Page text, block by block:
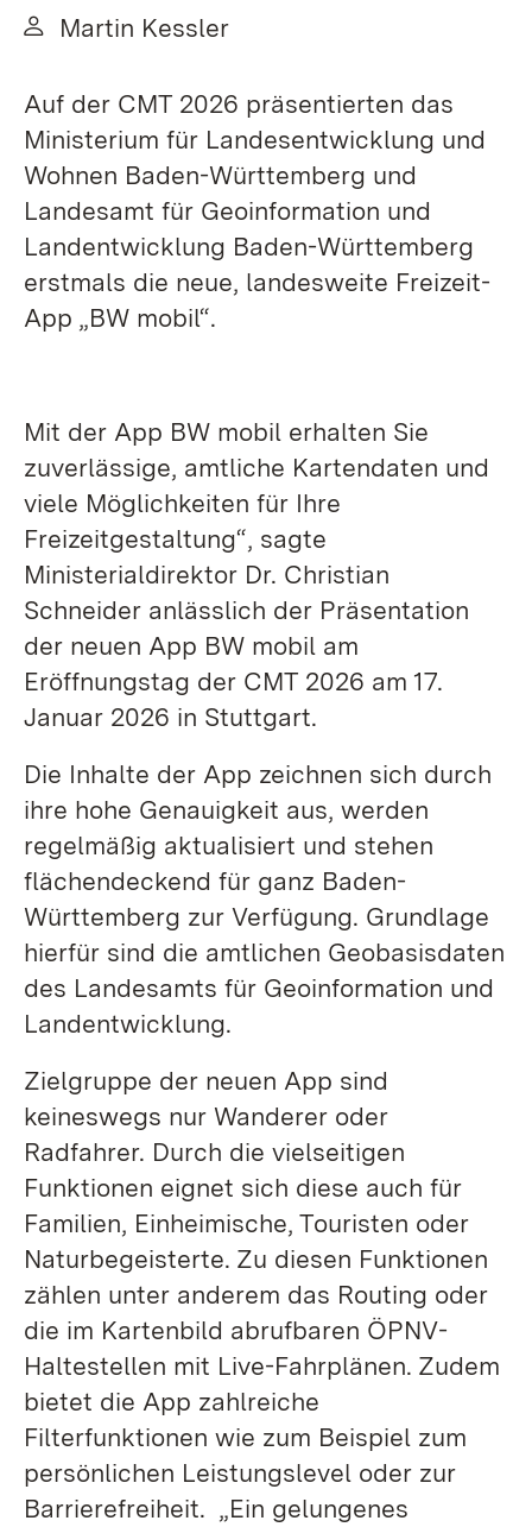
Von:
Martin Kessler
Auf der CMT 2026 präsentierten das
Ministerium für Landesentwicklung und
Wohnen Baden-Württemberg und
Landesamt für Geoinformation und
Landentwicklung Baden-Württemberg
erstmals die neue, landesweite Freizeit-
App „BW mobil“.
Mit der App BW mobil erhalten Sie
zuverlässige, amtliche Kartendaten und
viele Möglichkeiten für Ihre
Freizeitgestaltung“, sagte
Ministerialdirektor Dr. Christian
Schneider anlässlich der Präsentation
der neuen App BW mobil am
Eröffnungstag der CMT 2026 am 17.
Januar 2026 in Stuttgart.
Die Inhalte der App zeichnen sich durch
ihre hohe Genauigkeit aus, werden
regelmäßig aktualisiert und stehen
flächendeckend für ganz Baden-
Württemberg zur Verfügung. Grundlage
hierfür sind die amtlichen Geobasisdaten
des Landesamts für Geoinformation und
Landentwicklung.
Zielgruppe der neuen App sind
keineswegs nur Wanderer oder
Radfahrer. Durch die vielseitigen
Funktionen eignet sich diese auch für
Familien, Einheimische, Touristen oder
Naturbegeisterte. Zu diesen Funktionen
zählen unter anderem das Routing oder
die im Kartenbild abrufbaren ÖPNV-
Haltestellen mit Live-Fahrplänen. Zudem
bietet die App zahlreiche
Filterfunktionen wie zum Beispiel zum
persönlichen Leistungslevel oder zur
Barrierefreiheit. „Ein gelungenes